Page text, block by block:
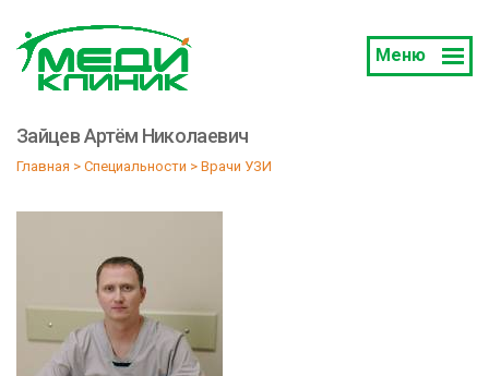
Меню
Зайцев Артём Николаевич
Главная > Специальности > Врачи УЗИ